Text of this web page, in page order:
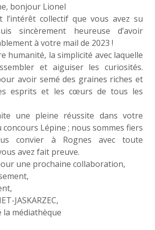
bonjour Lionel
l’intérêt collectif que vous avez su
sincèrement heureuse d’avoir
à votre mail de 2023 !
humanité, la simplicité avec laquelle
et aiguiser les curiosités.
avoir semé des graines riches et
esprits et les cœurs de tous les
une pleine réussite dans votre
Lépine ; nous sommes fiers
convier à Rognes avec toute
avez fait preuve.
une prochaine collaboration,
JASKARZEC,
la médiathèque